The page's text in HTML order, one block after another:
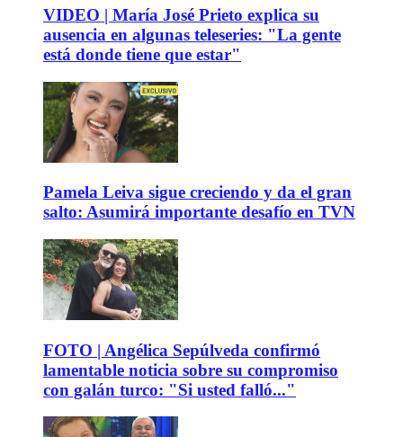
VIDEO | María José Prieto explica su
ausencia en algunas teleseries: "La gente
está donde tiene que estar"
Pamela Leiva sigue creciendo y da el gran
salto: Asumirá importante desafío en TVN
FOTO | Angélica Sepúlveda confirmó
lamentable noticia sobre su compromiso
con galán turco: "Si usted falló..."